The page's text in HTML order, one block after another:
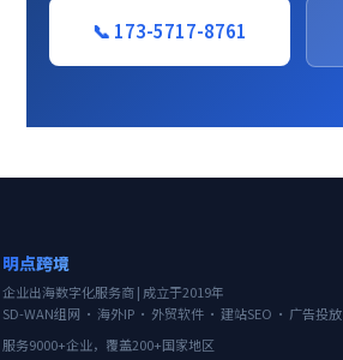
📞 173-5717-8761
明点跨境
企业出海数字化服务商 | 成立于2019年
SD-WAN组网 · 海外IP · 外贸软件 · 建站SEO · 广告投放
服务9000+企业，覆盖200+国家地区